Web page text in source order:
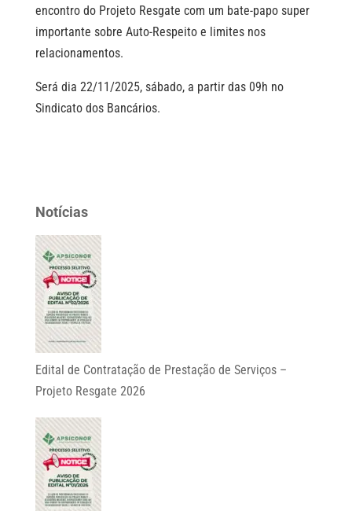
encontro do Projeto Resgate com um bate-papo super
importante sobre Auto-Respeito e limites nos
relacionamentos.
Será dia 22/11/2025, sábado, a partir das 09h no
Sindicato dos Bancários.
Notícias
Edital de Contratação de Prestação de Serviços –
Projeto Resgate 2026